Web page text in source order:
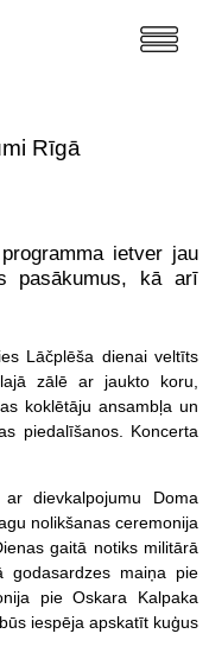
Rīgā
ietver jau
pasākumus, kā arī
Lāčplēša dienai veltīts
zālē ar jaukto koru,
koklētāju ansambļa un
piedalīšanos. Koncerta
dievkalpojumu Doma
nolikšanas ceremonija
gaitā notiks militārā
godasardzes maiņa pie
pie Oskara Kalpaka
iespēja apskatīt kuģus